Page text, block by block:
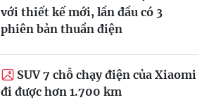
với thiết kế mới, lần đầu có 3
phiên bản thuần điện
SUV 7 chỗ chạy điện của Xiaomi
đi được hơn 1.700 km